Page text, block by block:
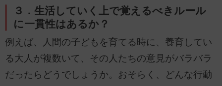
３．生活していく上で覚えるべきルール
に一貫性はあるか？
例えば、人間の子どもを育てる時に、養育してい
る大人が複数いて、その人たちの意見がバラバラ
だったらどうでしょうか。おそらく、どんな行動